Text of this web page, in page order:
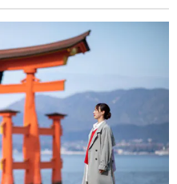
居と、潮の満ち引きで変
方の散策もおすすめで
江
酔
三段峡。遊歩道が整備さ
ながら紅葉を楽しめま
し
サ
島では、焼き牡蠣、牡蠣
蠣料理を楽しむことがで
熱
り